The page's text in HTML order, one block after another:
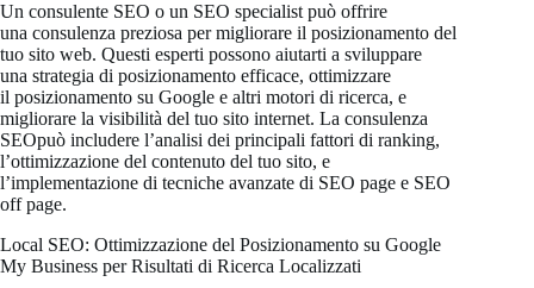
Un consulente SEO o un SEO specialist può offrire
una consulenza preziosa per migliorare il posizionamento del
tuo sito web. Questi esperti possono aiutarti a sviluppare
una strategia di posizionamento efficace, ottimizzare
il posizionamento su Google e altri motori di ricerca, e
migliorare la visibilità del tuo sito internet. La consulenza
SEOpuò includere l’analisi dei principali fattori di ranking,
l’ottimizzazione del contenuto del tuo sito, e
l’implementazione di tecniche avanzate di SEO page e SEO
off page.
Local SEO: Ottimizzazione del Posizionamento su Google
My Business per Risultati di Ricerca Localizzati